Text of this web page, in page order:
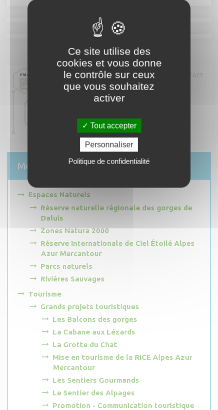
Menu
Espaces Naturels
Réserve naturelle régionale des gorges de
Daluis
Zones Natura 2000
Réserve Internationale de Ciel Étoilé Alpes
Azur Mercantour
Parcs naturels
Rivières Sauvages
Tourisme
Grands projets touristiques
Les Balcons des gorges
La Cabane aux Lézards
La Grotte du Chat
Mise en tourisme de la RICE Alpes Azur
Mercantour
Les Sentiers Gourmands
Le Sentier des Alpages
Promotion - Communication touristique
Ce site utilise des
cookies et vous donne
le contrôle sur ceux
que vous souhaitez
activer
Tout accepter
Personnaliser
Politique de confidentialité